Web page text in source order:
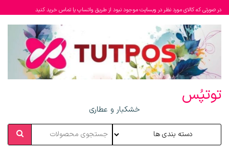
در صورتی که کالای مورد نظر در وبسایت موجود نبود از طریق واتساپ یا تماس خرید کنید
توتپُس
خشکبار و عطاری